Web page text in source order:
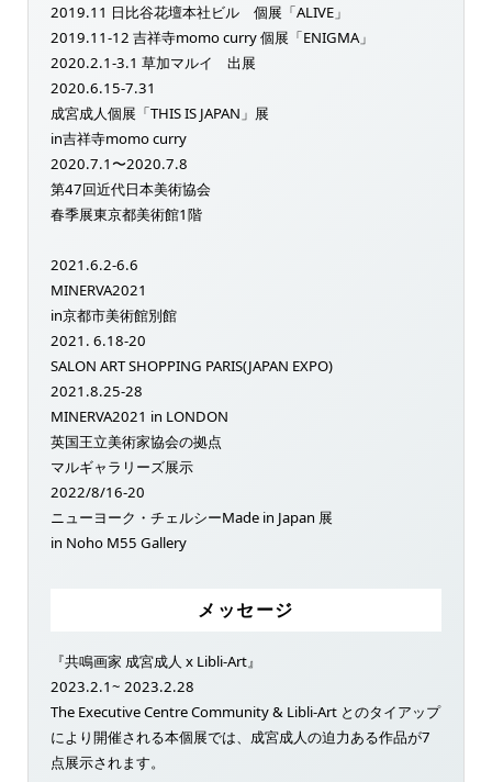
2019.11 日比谷花壇本社ビル 個展「ALIVE」
2019.11-12 吉祥寺momo curry 個展「ENIGMA」
2020.2.1-3.1 草加マルイ 出展
2020.6.15-7.31
成宮成人個展「THIS IS JAPAN」展
in吉祥寺momo curry
2020.7.1〜2020.7.8
第47回近代日本美術協会
春季展東京都美術館1階
2021.6.2-6.6
MINERVA2021
in京都市美術館別館
2021. 6.18-20
SALON ART SHOPPING PARIS(JAPAN EXPO)
2021.8.25-28
MINERVA2021 in LONDON
英国王立美術家協会の拠点
マルギャラリーズ展示
2022/8/16-20
ニューヨーク・チェルシーMade in Japan 展
in Noho M55 Gallery
メッセージ
『共鳴画家 成宮成人 x Libli-Art』
2023.2.1~ 2023.2.28
The Executive Centre Community & Libli-Art とのタイアップ
により開催される本個展では、成宮成人の迫力ある作品が7
点展示されます。